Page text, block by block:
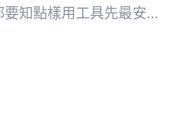
知點樣用工具先最安